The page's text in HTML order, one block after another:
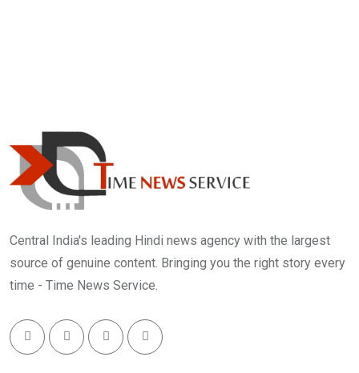
Central India's leading Hindi news agency with the largest
source of genuine content. Bringing you the right story every
time - Time News Service.